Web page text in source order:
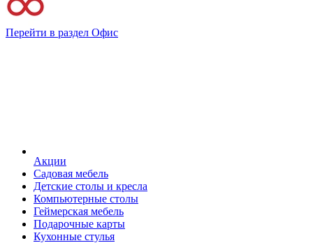
Перейти в раздел Офис
Акции
Садовая мебель
Детские столы и кресла
Компьютерные столы
Геймерская мебель
Подарочные карты
Кухонные стулья